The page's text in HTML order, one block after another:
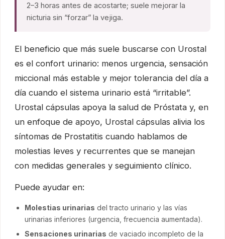
2–3 horas antes de acostarte; suele mejorar la
nicturia sin “forzar” la vejiga.
El beneficio que más suele buscarse con Urostal
es el confort urinario: menos urgencia, sensación
miccional más estable y mejor tolerancia del día a
día cuando el sistema urinario está “irritable”.
Urostal cápsulas apoya la salud de Próstata y, en
un enfoque de apoyo, Urostal cápsulas alivia los
síntomas de Prostatitis cuando hablamos de
molestias leves y recurrentes que se manejan
con medidas generales y seguimiento clínico.
Puede ayudar en:
Molestias urinarias del tracto urinario y las vías
urinarias inferiores (urgencia, frecuencia aumentada).
Sensaciones urinarias de vaciado incompleto de la